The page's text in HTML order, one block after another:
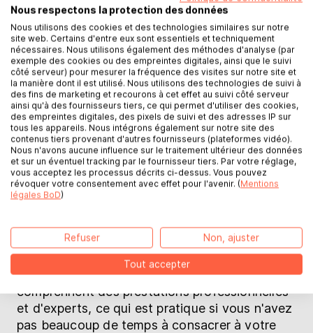
vous convient, vous téléchargez votre
manuscrit - après un contrôle, votre œuvre est
prête pour les premières commandes.
Le montant que vous investissez dans la
rédaction de votre livre de coaching dépend
de la formule pour laquelle vous optez. Vous
pouvez vous faire une idée detoutes les
prestations de BoDsur la page
correspondante. Il est possible de commencer
à partir de 0 euroet de créer ainsi votre livre et
de le faire imprimer pour votre usage
nous publions votre livre auprès de notre large
réseau de librairies physiques et en ligne, et un
e-book est également compris dans le prix. Il
existe également des formules qui
comprennent des prestations professionnelles
et d'experts, ce qui est pratique si vous n'avez
pas beaucoup de temps à consacrer à votre
Nous respectons la protection des données
Nous utilisons des cookies et des technologies similaires sur notre
site web. Certains d'entre eux sont essentiels et techniquement
nécessaires. Nous utilisons également des méthodes d'analyse (par
exemple des cookies ou des empreintes digitales, ainsi que le suivi
côté serveur) pour mesurer la fréquence des visites sur notre site et
la manière dont il est utilisé. Nous utilisons des technologies de suivi à
des fins de marketing et recourons à cet effet au suivi côté serveur
ainsi qu'à des fournisseurs tiers, ce qui permet d'utiliser des cookies,
des empreintes digitales, des pixels de suivi et des adresses IP sur
tous les appareils. Nous intégrons également sur notre site des
contenus tiers provenant d'autres fournisseurs (plateformes vidéo).
Nous n'avons aucune influence sur le traitement ultérieur des données
et sur un éventuel tracking par le fournisseur tiers. Par votre réglage,
vous acceptez les processus décrits ci-dessus. Vous pouvez
révoquer votre consentement avec effet pour l'avenir. (Mentions
légales BoD)
Refuser Non, ajuster
Tout accepter